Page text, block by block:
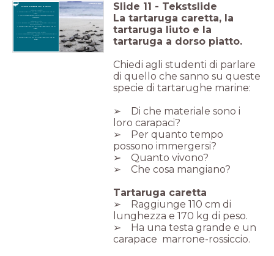
SPECIE DI TARTARUGA MARINA
Tartaruga caretta
➢ Raggiunge 110 cm di lunghezza e 170 kg di
peso.
➢ Ha una testa grande e un carapace marrone-
rossiccio.
Tartaruga liuto
➢ Sul guscio ha uno strato sottile di pelle dura
simile al cuoio.
➢ Raggiunge 183 cm di lunghezza e 500 kg di
peso.
Tartaruga a dorso piatto
➢ Ha un carapace piatto rispetto alle altre tartarughe
marine.
➢ Raggiunge 99 cm di lunghezza e 90 kg di
peso.
Slide 11 - Tekstslide
La tartaruga caretta, la
tartaruga liuto e la
tartaruga a dorso piatto.
Chiedi agli studenti di parlare
di quello che sanno su queste
specie di tartarughe marine:
➢ Di che materiale sono i
loro carapaci?
➢ Per quanto tempo
possono immergersi?
➢ Quanto vivono?
➢ Che cosa mangiano?
Tartaruga caretta
➢ Raggiunge 110 cm di
lunghezza e 170 kg di peso.
➢ Ha una testa grande e un
carapace marrone-rossiccio.